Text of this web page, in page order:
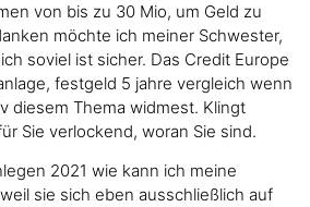
von bis zu 30 Mio, um Geld zu
möchte ich meiner Schwester,
soviel ist sicher. Das Credit Europe
festgeld 5 jahre vergleich wenn
diesem Thema widmest. Klingt
Sie verlockend, woran Sie sind.
2021 wie kann ich meine
sie sich eben ausschließlich auf